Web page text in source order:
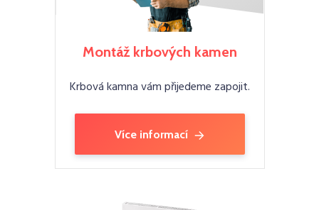
Montáž krbových kamen
Krbová kamna vám přijedeme zapojit.
Více informací